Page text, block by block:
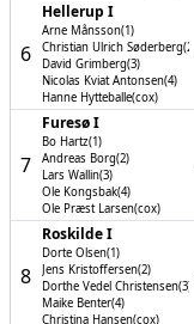
6
Hellerup I
Arne Månsson(1)
Christian Ulrich Søderberg(2)
David Grimberg(3)
Nicolas Kviat Antonsen(4)
Hanne Hytteballe(cox)
7
Furesø I
Bo Hartz(1)
Andreas Borg(2)
Lars Wallin(3)
Ole Kongsbak(4)
Ole Præst Larsen(cox)
8
Roskilde I
Dorte Olsen(1)
Jens Kristoffersen(2)
Dorthe Vedel Christensen(3)
Maike Benter(4)
Christina Hansen(cox)